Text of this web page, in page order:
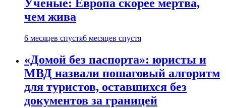
Ученые: Европа скорее мертва,
чем жива
6 месяцев спустя6 месяцев спустя
«Домой без паспорта»: юристы и
МВД назвали пошаговый алгоритм
для туристов, оставшихся без
документов за границей